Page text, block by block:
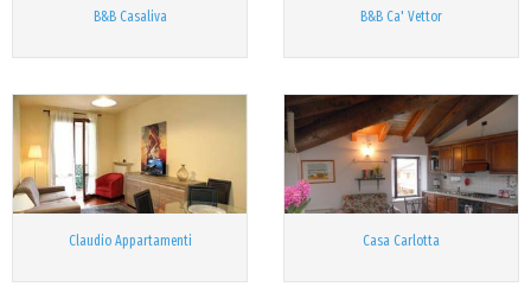
B&B Casaliva B&B Ca' Vettor
Claudio Appartamenti Casa Carlotta